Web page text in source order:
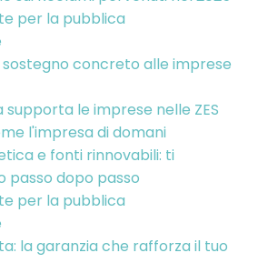
per la pubblica
concreto alle imprese
supporta le imprese nelle ZES
l'impresa di domani
e fonti rinnovabili: ti
passo dopo passo
per la pubblica
la garanzia che rafforza il tuo